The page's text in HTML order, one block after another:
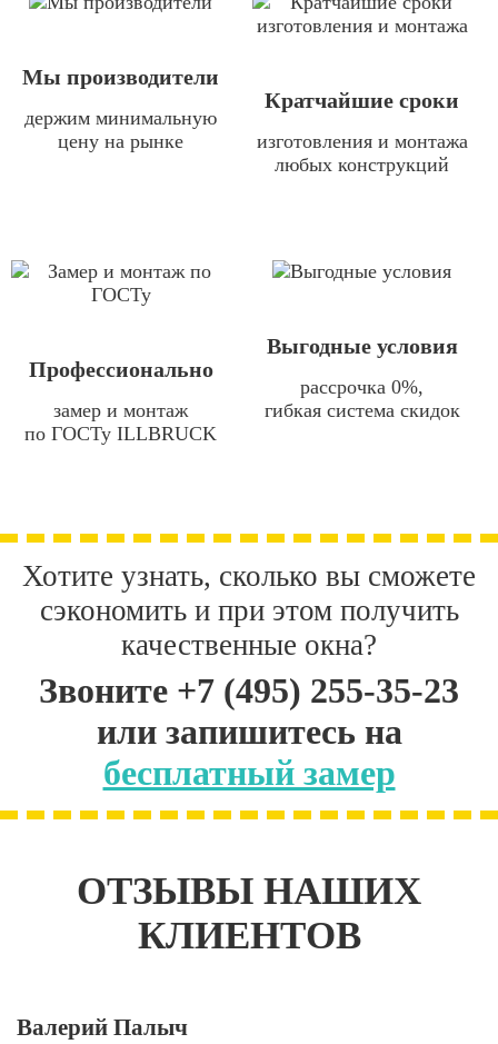
Мы производители
держим минимальную
цену на рынке
Кратчайшие сроки
изготовления и монтажа
любых конструкций
Профессионально
замер и монтаж
по ГОСТу ILLBRUCK
Выгодные условия
рассрочка 0%,
гибкая система скидок
Хотите узнать, сколько вы сможете
сэкономить и при этом получить
качественные окна?
Звоните +7 (495) 255-35-23
или запишитесь на
бесплатный замер
ОТЗЫВЫ НАШИХ
КЛИЕНТОВ
Валерий Палыч